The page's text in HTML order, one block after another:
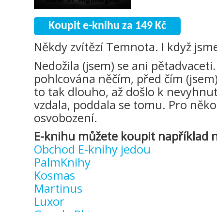
Koupit e-knihu za 149 Kč
Někdy zvítězí Temnota. I když
Nedožila (jsem) se ani
pohlcována něčím, před čím
to tak dlouho, až došlo k
vzdala, poddala se tomu. Pro
osvobození.
E-knihu můžete koupit například
Obchod E-knihy jedou
PalmKnihy
Kosmas
Martinus
Luxor